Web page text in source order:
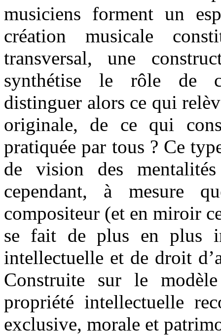
musiciens forment un
création musicale
transversal, une
synthétise le rôle de
distinguer alors ce qui
originale, de ce qui
pratiquée par tous ? Ce
de vision des
cependant, à mesure
compositeur (et en miroir
se fait de plus en plus
intellectuelle et de droit
Construite sur le
propriété intellectuelle
exclusive, morale et